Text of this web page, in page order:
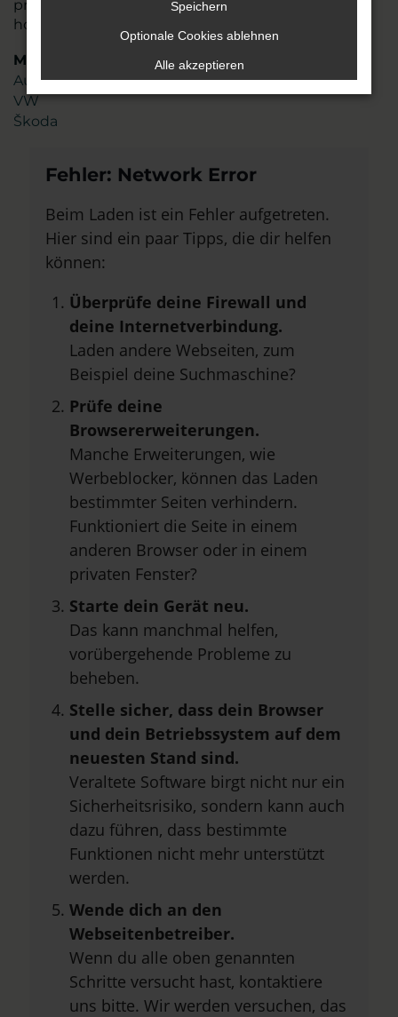
profitieren Sie von unserem erstklassigen Know-
how und unserer Liebe zum Service.
Marken
Audi
VW
Škoda
Fehler: Network Error
Beim Laden ist ein Fehler aufgetreten.
Hier sind ein paar Tipps, die dir helfen
können:
Überprüfe deine Firewall und
deine Internetverbindung.
Laden andere Webseiten, zum
Beispiel deine Suchmaschine?
Prüfe deine
Browsererweiterungen.
Manche Erweiterungen, wie
Werbeblocker, können das Laden
bestimmter Seiten verhindern.
Funktioniert die Seite in einem
anderen Browser oder in einem
privaten Fenster?
Starte dein Gerät neu.
Das kann manchmal helfen,
vorübergehende Probleme zu
beheben.
Stelle sicher, dass dein Browser
und dein Betriebssystem auf dem
neuesten Stand sind.
Veraltete Software birgt nicht nur ein
Sicherheitsrisiko, sondern kann auch
dazu führen, dass bestimmte
Funktionen nicht mehr unterstützt
werden.
Wende dich an den
Webseitenbetreiber.
Wenn du alle oben genannten
Schritte versucht hast, kontaktiere
uns bitte. Wir werden versuchen, das
Speichern
Optionale Cookies ablehnen
Alle akzeptieren